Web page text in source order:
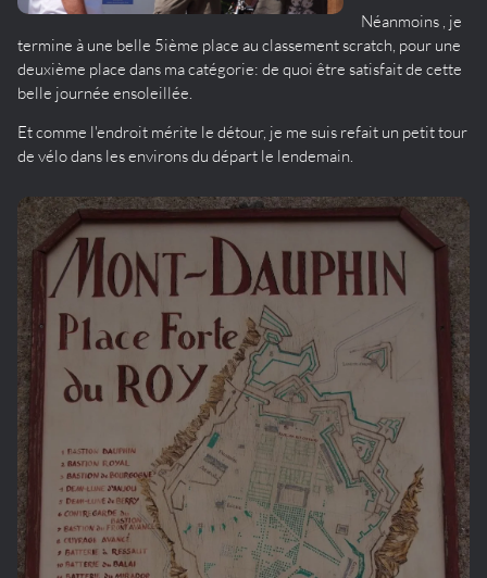
Néanmoins , je
termine à une belle 5ième place au classement scratch, pour une
deuxième place dans ma catégorie: de quoi être satisfait de cette
belle journée ensoleillée.
Et comme l'endroit mérite le détour, je me suis refait un petit tour
de vélo dans les environs du départ le lendemain.